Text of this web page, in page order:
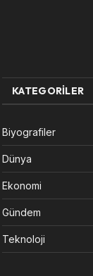
KATEGORILER
Biyografiler
Dünya
Ekonomi
Gündem
Teknoloji